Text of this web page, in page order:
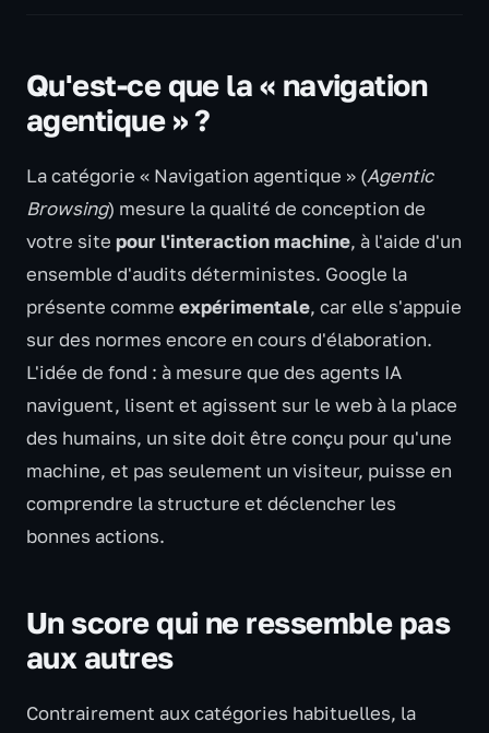
Qu'est-ce que la « navigation
agentique » ?
La catégorie « Navigation agentique » (Agentic
Browsing) mesure la qualité de conception de
votre site pour l'interaction machine, à l'aide d'un
ensemble d'audits déterministes. Google la
présente comme expérimentale, car elle s'appuie
sur des normes encore en cours d'élaboration.
L'idée de fond : à mesure que des agents IA
naviguent, lisent et agissent sur le web à la place
des humains, un site doit être conçu pour qu'une
machine, et pas seulement un visiteur, puisse en
comprendre la structure et déclencher les
bonnes actions.
Un score qui ne ressemble pas
aux autres
Contrairement aux catégories habituelles, la